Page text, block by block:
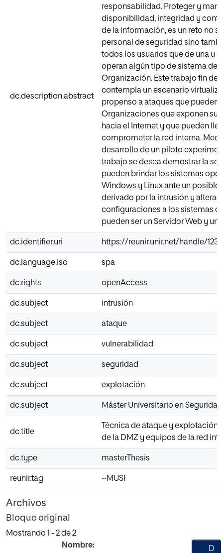
dc.description.abstract
responsabilidad. Proteger y
disponibilidad, integridad y
de la información, es un reto no
personal de seguridad sino
todos los usuarios que de una u
operan algún tipo de sistema
Organización. Este trabajo fin de
contempla un escenario
propenso a ataques que pueden
Organizaciones que exponen
hacia el Internet y que pueden
comprometer la red interna.
desarrollo de un piloto
trabajo se desea demostrar la
pueden brindar los sistemas
Windows y Linux ante un posible
derivado por la intrusión y
configuraciones a los sistemas
pueden ser un Servidor Web y un
dc.identifier.uri https://reunir.unir.net/handle/
dc.language.iso spa
dc.rights openAccess
dc.subject intrusión
dc.subject ataque
dc.subject vulnerabilidad
dc.subject seguridad
dc.subject explotación
dc.subject Máster Universitario en
dc.title
Técnica de ataque y explotación
de la DMZ y equipos de la red
dc.type masterThesis
reunir.tag ~MUSI
Archivos
Bloque original
Mostrando 1 - 2 de 2
Nombre:
D